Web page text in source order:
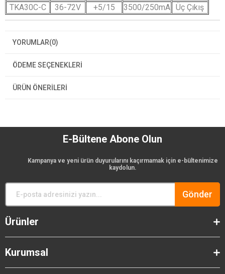
TKA30C-C
36-72V +5/15 3500/250mA Üç Çıkış
YORUMLAR(0)
ÖDEME SEÇENEKLERI
ÜRÜN ÖNERILERI
E-Bültene Abone Olun
Kampanya ve yeni ürün duyurularını kaçırmamak için e-bültenimize
kaydolun.
Gönder
Ürünler
Kurumsal